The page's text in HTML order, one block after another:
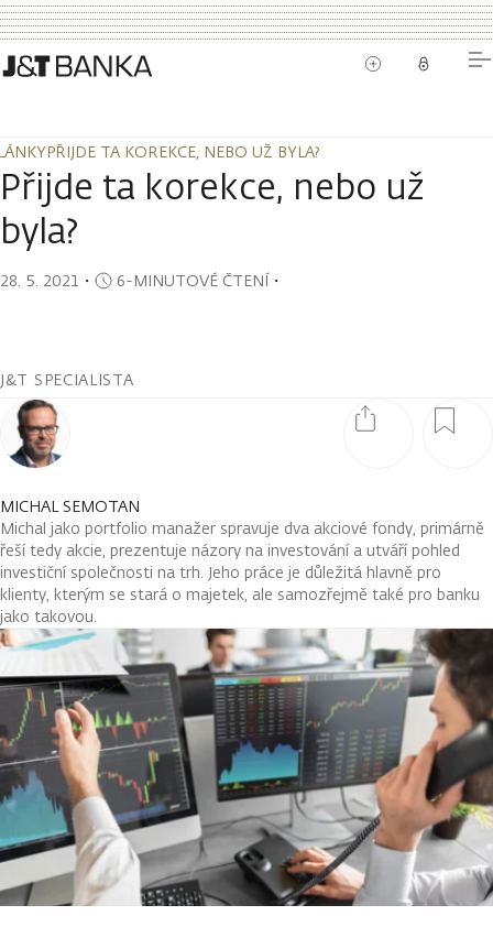
PŘIJDE TA KOREKCE, NEBO UŽ BYLA?
PŘIJDE TA KOREKCE, NEBO UŽ BYLA?
Přijde ta korekce, nebo už
byla?
28. 5. 2021 ・ 6-MINUTOVÉ ČTENÍ・
J&T SPECIALISTA
MICHAL SEMOTAN
Michal jako portfolio manažer spravuje dva akciové fondy, primárně
řeší tedy akcie, prezentuje názory na investování a utváří pohled
investiční společnosti na trh. Jeho práce je důležitá hlavně pro
klienty, kterým se stará o majetek, ale samozřejmě také pro banku
jako takovou.